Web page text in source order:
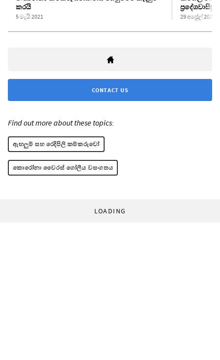
කරයි
5 මැයි 2021 29 අප්‍රේල් 2021
CONTACT US
Find out more about these topics:
ඇඟලුම් සහ රෙදිපිලි කම්කරුවෝ
කොරෝනා වෛරස් ගෝලීය වසංගතය
LOADING